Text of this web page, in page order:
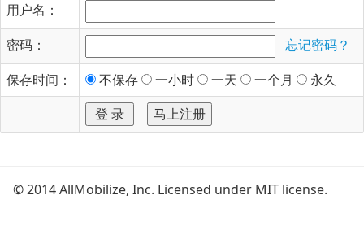
用户名：
密码：
忘记密码？
保存时间：
不保存 一小时 一天 一个月 永久
© 2014 AllMobilize, Inc. Licensed under MIT license.